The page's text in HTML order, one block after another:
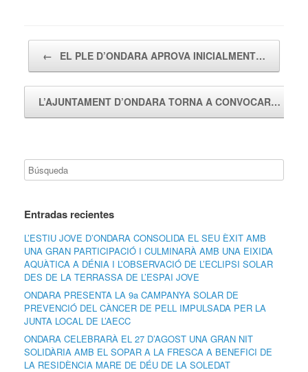
← EL PLE D’ONDARA APROVA INICIALMENT…
L’AJUNTAMENT D’ONDARA TORNA A CONVOCAR…
Entradas recientes
L’ESTIU JOVE D’ONDARA CONSOLIDA EL SEU ÈXIT AMB
UNA GRAN PARTICIPACIÓ I CULMINARÀ AMB UNA EIXIDA
AQUÀTICA A DÉNIA I L’OBSERVACIÓ DE L’ECLIPSI SOLAR
DES DE LA TERRASSA DE L’ESPAI JOVE
ONDARA PRESENTA LA 9a CAMPANYA SOLAR DE
PREVENCIÓ DEL CÀNCER DE PELL IMPULSADA PER LA
JUNTA LOCAL DE L’AECC
ONDARA CELEBRARÀ EL 27 D’AGOST UNA GRAN NIT
SOLIDÀRIA AMB EL SOPAR A LA FRESCA A BENEFICI DE
LA RESIDÈNCIA MARE DE DÉU DE LA SOLEDAT